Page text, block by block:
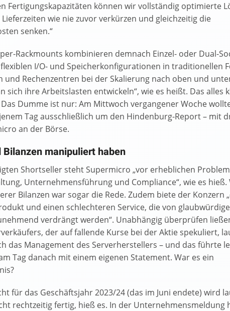
Fertigungskapazitäten können wir vollständig optimierte
wie nie zuvor verkürzen und gleichzeitig die
senken.“
Rackmounts kombinieren demnach Einzel- oder Dual-
I/O- und Speicherkonfigurationen in traditionellen
und Rechenzentren bei der Skalierung nach oben und
sich ihre Arbeitslasten entwickeln“, wie es heißt. Das alles
Dumme ist nur: Am Mittwoch vergangener Woche
Tag ausschließlich um den Hindenburg-Report – mit
an der Börse.
manipuliert haben
Shortseller steht Supermicro „vor erheblichen
Unternehmensführung und Compliance“, wie es hieß.
Bilanzen war sogar die Rede. Zudem biete der Konzern
und einen schlechteren Service, die von
verdrängt werden“. Unabhängig überprüfen
der auf fallende Kurse bei der Aktie spekuliert,
das Management des Serverherstellers – und das führte
Tag danach mit einem eigenen Statement. War es ein
für das Geschäftsjahr 2023/24 (das im Juni endete) wird
rechtzeitig fertig, hieß es. In der Unternehmensmeldung